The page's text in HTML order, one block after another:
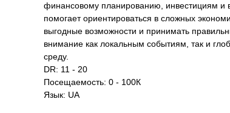
финансовому планированию, инвестициям и
помогает ориентироваться в сложных
выгодные возможности и принимать
внимание как локальным событиям, так и
среду.
DR: 11 - 20
Посещаемость: 0 - 100К
Язык: UA